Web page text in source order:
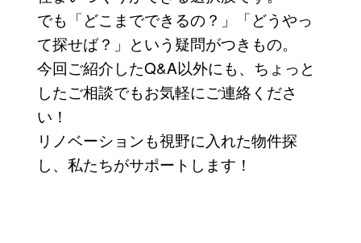
でも「どこまでできるの？」「どうやっ
て探せば？」という疑問がつきもの。
今回ご紹介したQ&A以外にも、ちょっと
したご相談でもお気軽にご連絡くださ
い！
リノベーションも視野に入れた物件探
し、私たちがサポートします！